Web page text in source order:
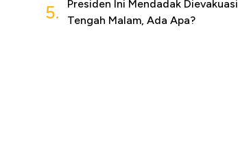
5.
Presiden Ini Mendadak Dievakuasi
Tengah Malam, Ada Apa?